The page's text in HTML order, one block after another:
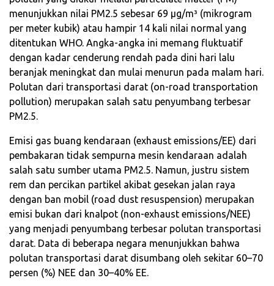
menunjukkan nilai PM2.5 sebesar 69 µg/m³ (mikrogram
per meter kubik) atau hampir 14 kali nilai normal yang
ditentukan WHO. Angka-angka ini memang fluktuatif
dengan kadar cenderung rendah pada dini hari lalu
beranjak meningkat dan mulai menurun pada malam hari.
Polutan dari transportasi darat (on-road transportation
pollution) merupakan salah satu penyumbang terbesar
PM2.5.
Emisi gas buang kendaraan (exhaust emissions/EE) dari
pembakaran tidak sempurna mesin kendaraan adalah
salah satu sumber utama PM2.5. Namun, justru sistem
rem dan percikan partikel akibat gesekan jalan raya
dengan ban mobil (road dust resuspension) merupakan
emisi bukan dari knalpot (non-exhaust emissions/NEE)
yang menjadi penyumbang terbesar polutan transportasi
darat. Data di beberapa negara menunjukkan bahwa
polutan transportasi darat disumbang oleh sekitar 60–70
persen (%) NEE dan 30–40% EE.